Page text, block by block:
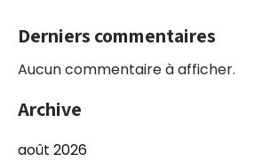
Derniers commentaires
Aucun commentaire à afficher.
Archive
août 2026